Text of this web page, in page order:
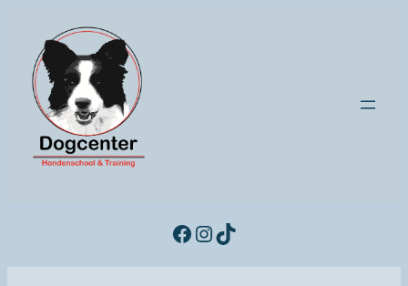
Facebook
Instagram
TikTok